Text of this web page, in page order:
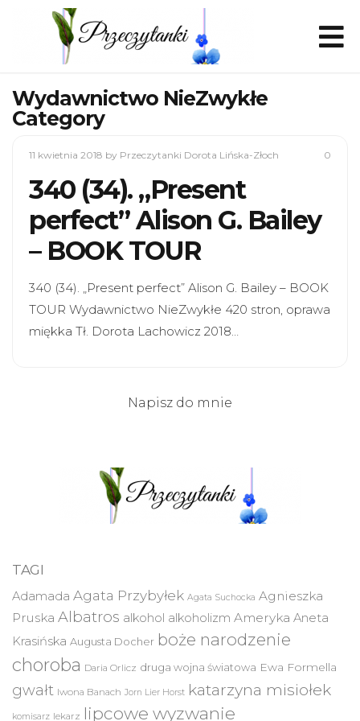
Wydawnictwo NieZwykłe
Category
11 kwietnia 2018 by Przeczytanki Dorota Lińska-Złoch 0
340 (34). „Present
perfect” Alison G. Bailey
– BOOK TOUR
340 (34). „Present perfect” Alison G. Bailey – BOOK
TOUR Wydawnictwo NieZwykłe 420 stron, oprawa
miękka Tł. Dorota Lachowicz 2018…
Napisz do mnie
TAGI
Adamada Agata Przybyłek Agata Suchocka Agnieszka
Pruska Albatros alkohol alkoholizm Ameryka Aneta
Krasińska Augusta Docher boże narodzenie
choroba Daria Orlicz druga wojna światowa Ewa Formella
gwałt Iwona Banach Jorn Lier Horst katarzyna misiołek
komisarz lekarz lipcowe wyzwanie